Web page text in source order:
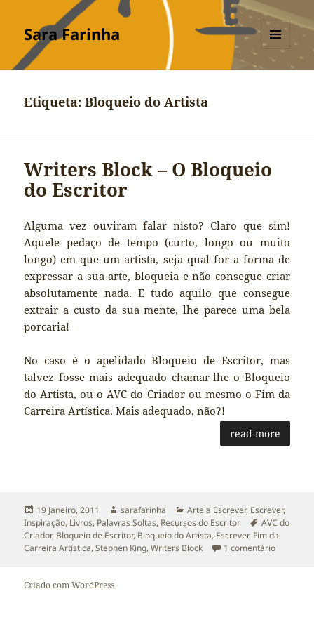
Sara Farinha
MENU
Etiqueta:Bloqueio do Artista
Writers Block – O Bloqueio
do Escritor
Alguma vez ouviram falar nisto? Claro que sim!
Aquele pedaço de tempo (curto, longo ou muito
longo) em que um artista, seja qual for a forma de
expressar a sua arte, bloqueia e não consegue criar
absolutamente nada. E tudo aquilo que consegue
extrair a custo da sua mente, lhe parece uma bela
porcaria!
No caso é o apelidado Bloqueio de Escritor, mas
talvez fosse mais adequado chamar-lhe o Bloqueio
do Artista, ou o AVC do Criador ou mesmo o Fim da
Carreira Artística. Mais adequado, não?!
read more
Publicado
a
19 Janeiro, 2011 Autor
sarafarinha Categorias
Arte a Escrever, Escrever,
Inspiração, Livros, Palavras Soltas, Recursos do Escritor Etiquetas
AVC do
Criador, Bloqueio de Escritor, Bloqueio do Artista, Escrever, Fim da
Carreira Artística,Stephen King,Writers Block 1 comentárioem
Criado com WordPress